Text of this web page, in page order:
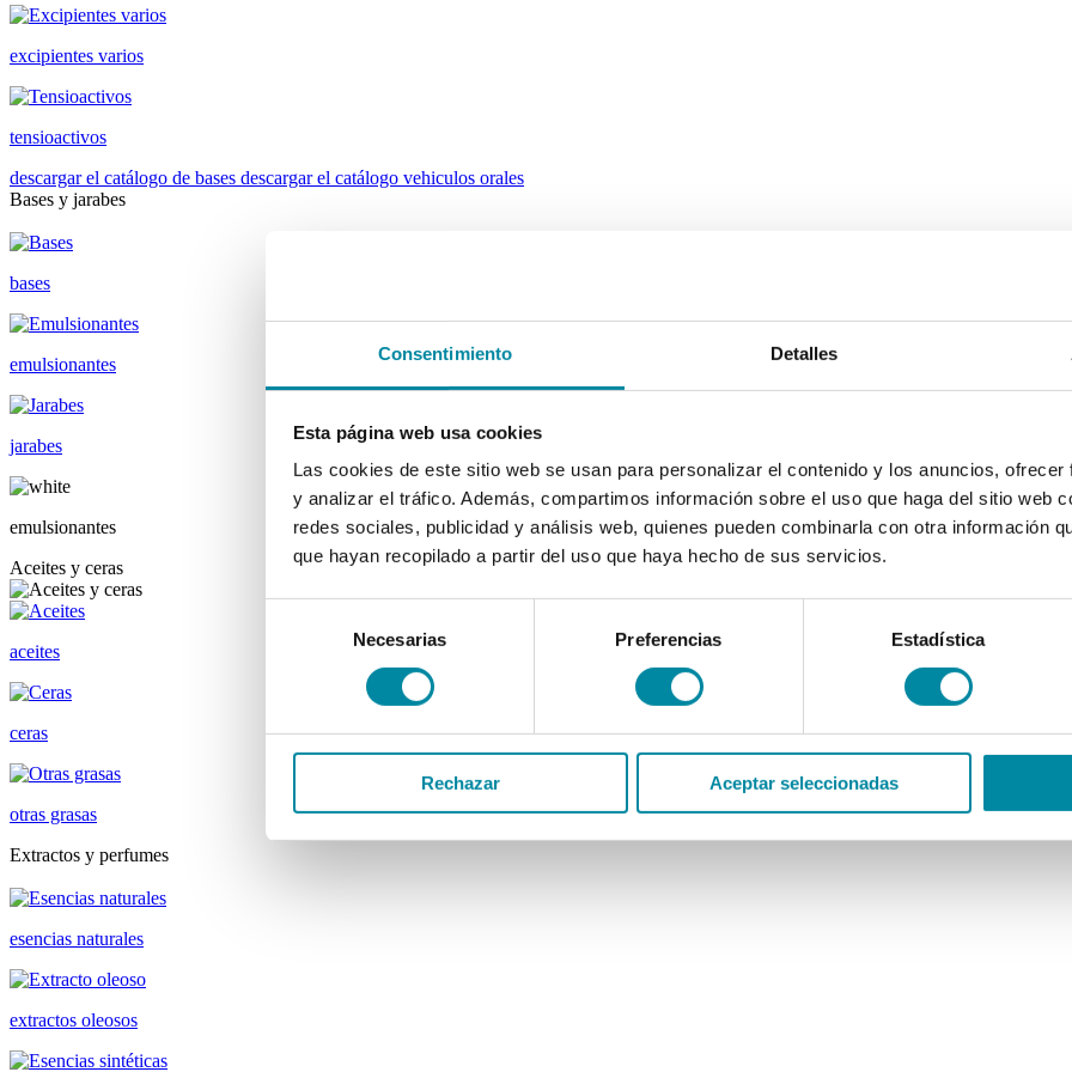
Consentimiento Detalles
Esta página web usa cookies
Las cookies de este sitio web se usan para personalizar el contenido y los anuncios,
y analizar el tráfico. Además, compartimos información sobre el uso que haga del sitio web
redes sociales, publicidad y análisis web, quienes pueden combinarla con otra información
que hayan recopilado a partir del uso que haya hecho de sus servicios.
consentimiento
Necesarias Preferencias Estadística
Rechazar Aceptar seleccionadas
excipientes varios
tensioactivos
descargar el catálogo de bases descargar el catálogo vehiculos orales
Bases y jarabes
bases
emulsionantes
jarabes
emulsionantes
Aceites y ceras
aceites
ceras
otras grasas
Extractos y perfumes
esencias naturales
extractos oleosos